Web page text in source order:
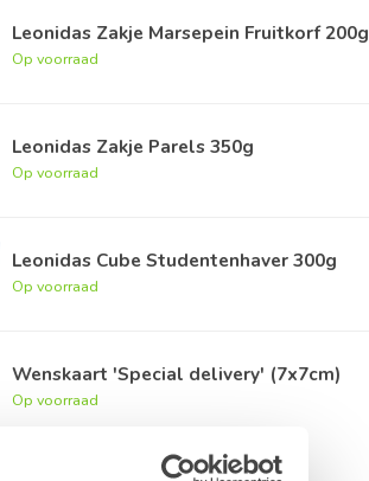
Leonidas Zakje Marsepein Fruitkorf 200g
Op voorraad
Leonidas Zakje Parels 350g
Op voorraad
Leonidas Cube Studentenhaver 300g
Op voorraad
Wenskaart 'Special delivery' (7x7cm)
Op voorraad